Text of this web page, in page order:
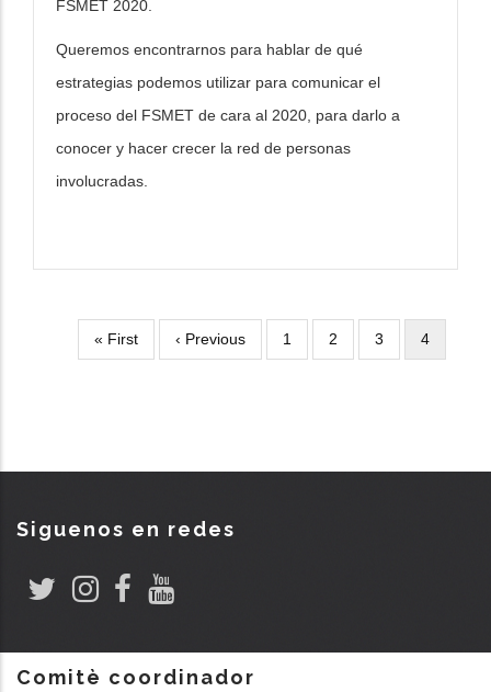
FSMET 2020.
Queremos encontrarnos para hablar de qué
estrategias podemos utilizar para comunicar el
proceso del FSMET de cara al 2020, para darlo a
conocer y hacer crecer la red de personas
involucradas.
Paginación
Primera
« First
Página
‹ Previous Página
1 Página
2 Página
3
Página
4
Siguenos en redes
Comitè coordinador